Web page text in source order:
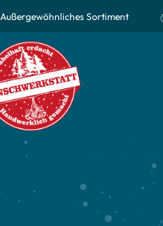
Außergewöhnliches Sortiment